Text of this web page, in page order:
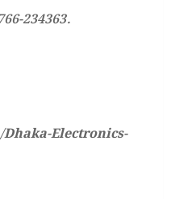
234363.
Electronics-